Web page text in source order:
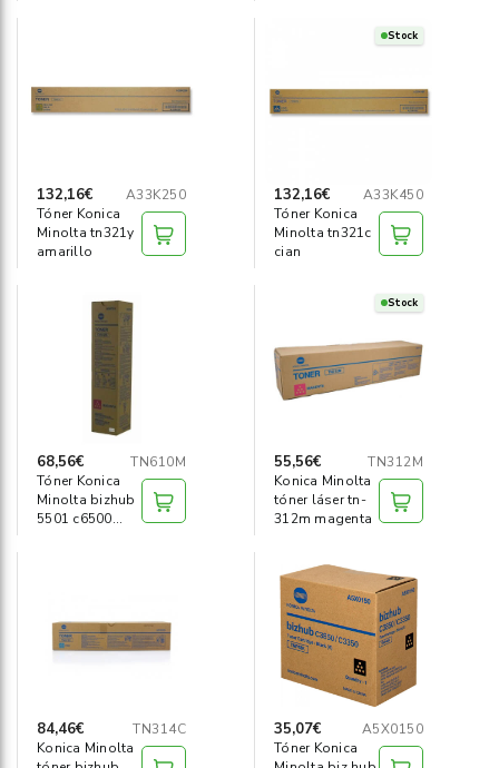
132,16€
A33K250
Tóner Konica
Minolta tn321y
amarillo
Stock
132,16€
A33K450
Tóner Konica
Minolta tn321c
cian
68,56€
TN610M
Tóner Konica
Minolta bizhub
5501 c6500
Stock
55,56€
TN312M
Konica Minolta
tóner láser tn-
312m magenta
84,46€
TN314C
Konica Minolta
35,07€
A5X0150
Tóner Konica